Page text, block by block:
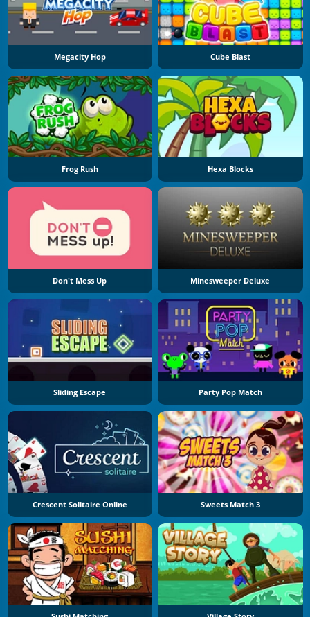
Megacity Hop Cube Blast
Frog Rush Hexa Blocks
Don't Mess Up Minesweeper Deluxe
Sliding Escape Party Pop Match
Crescent Solitaire Online Sweets Match 3